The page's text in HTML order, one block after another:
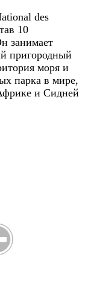
des
10
занимает
пригородный
моря и
парка в мире,
и Сидней